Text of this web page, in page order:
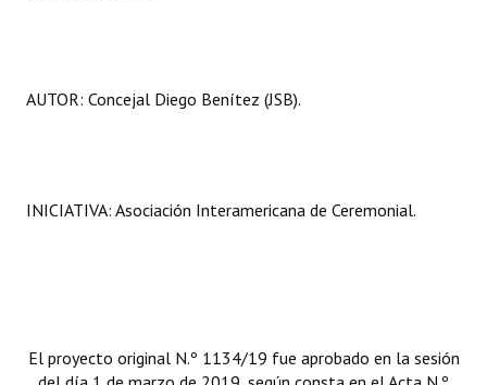
AUTOR: Concejal Diego Benítez (JSB).
INICIATIVA: Asociación Interamericana de Ceremonial.
El proyecto original N.º 1134/19 fue aprobado en la sesión